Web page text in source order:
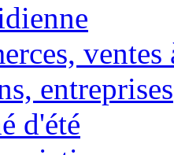
ventes
entreprises
d'été